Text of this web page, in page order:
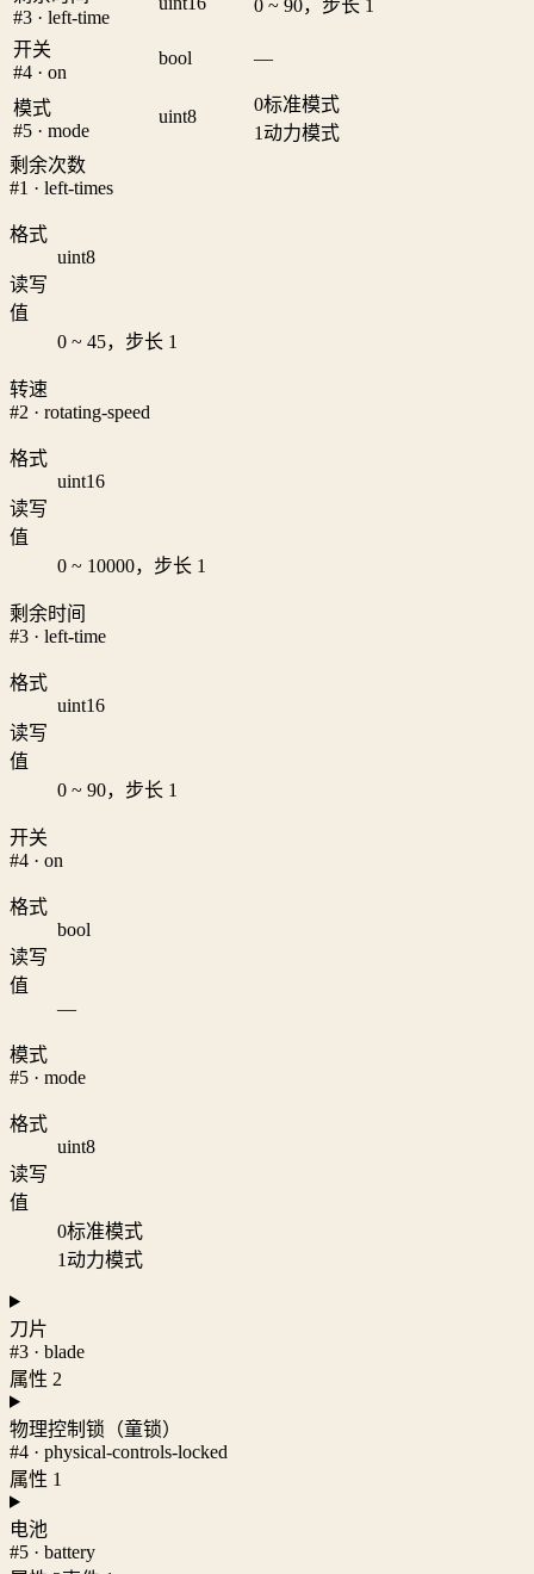
#3 · left-time
0 ~ 90，步长 1
开关
#4 · on
bool —
模式
#5 · mode
uint8
0标准模式
1动力模式
剩余次数
#1 · left-times
格式
uint8
读写
值
0 ~ 45，步长 1
转速
#2 · rotating-speed
格式
uint16
读写
值
0 ~ 10000，步长 1
剩余时间
#3 · left-time
格式
uint16
读写
值
0 ~ 90，步长 1
开关
#4 · on
格式
bool
读写
值
—
模式
#5 · mode
格式
uint8
读写
值
0标准模式
1动力模式
刀片
#3 · blade
属性 2
物理控制锁（童锁）
#4 · physical-controls-locked
属性 1
电池
#5 · battery